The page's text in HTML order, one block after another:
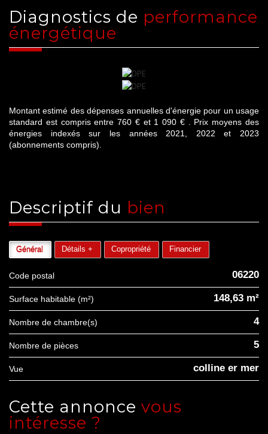
diagnostics de performance
énergétique
Montant estimé des dépenses annuelles d'énergie pour un usage
standard est compris entre 760 € et 1 090 € . Prix moyens des
énergies indexés sur les années 2021, 2022 et 2023
(abonnements compris).
descriptif du bien
Général Détails + Copropriété Financier
Code postal 06220
Surface habitable (m²) 148,63 m²
Nombre de chambre(s) 4
Nombre de pièces 5
Vue colline er mer
cette annonce vous
intéresse ?